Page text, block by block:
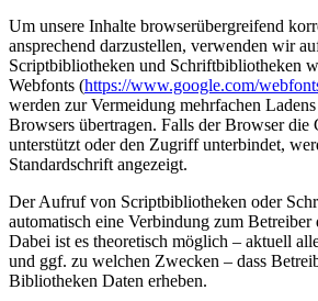
Um unsere Inhalte browserübergreifend
ansprechend darzustellen, verwenden wir
Scriptbibliotheken und Schriftbibliotheken
Webfonts (https://www.google.com/
werden zur Vermeidung mehrfachen
Browsers übertragen. Falls der Browser die
unterstützt oder den Zugriff unterbindet,
Standardschrift angezeigt.
Der Aufruf von Scriptbibliotheken oder
automatisch eine Verbindung zum
Dabei ist es theoretisch möglich – aktuell
und ggf. zu welchen Zwecken – dass
Bibliotheken Daten erheben.